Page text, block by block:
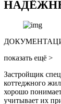
показать ещё >
Застройщик
коттеджного
хорошо
учитывает их